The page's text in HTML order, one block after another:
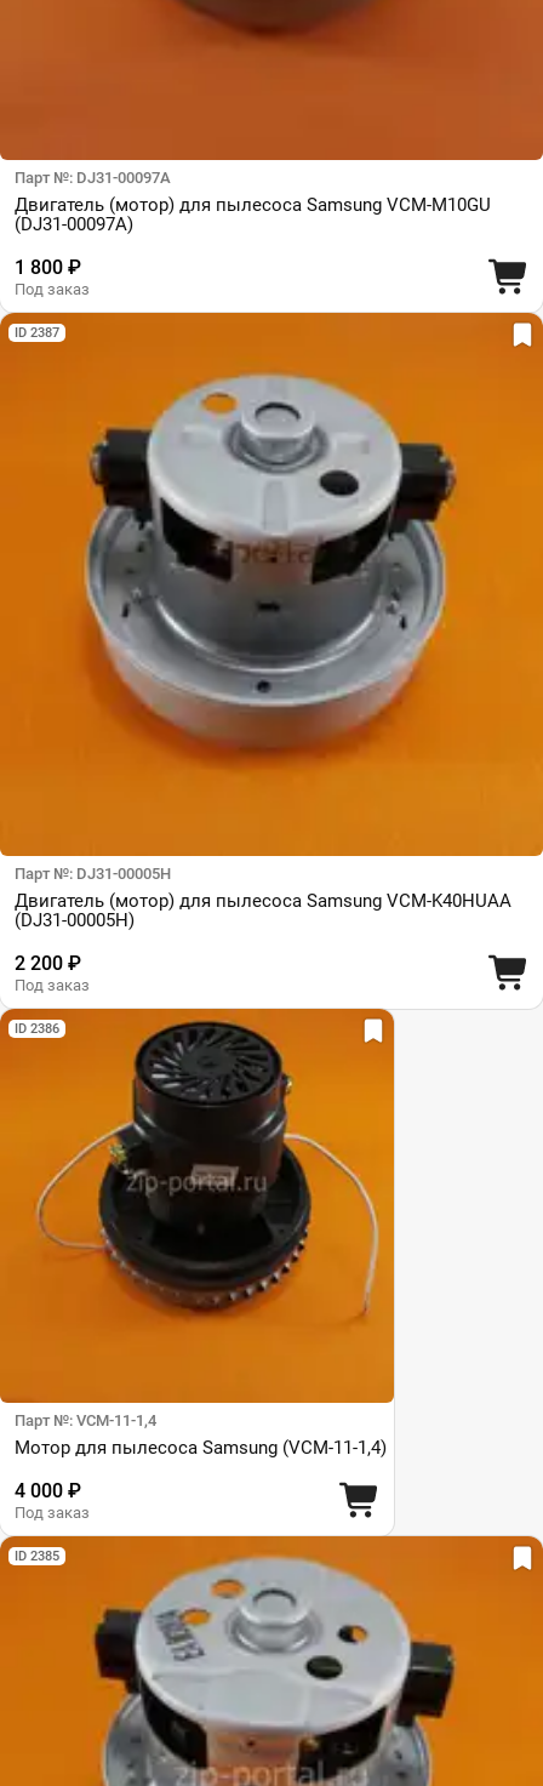
Парт №: DJ31-00097A
Двигатель (мотор) для пылесоса Samsung VCM-M10GU
(DJ31-00097A)
1 800 ₽
Под заказ
ID 2387
Парт №: DJ31-00005H
Двигатель (мотор) для пылесоса Samsung VCM-K40HUAA
(DJ31-00005H)
2 200 ₽
Под заказ
ID 2386
Парт №: VCM-11-1,4
Мотор для пылесоса Samsung (VCM-11-1,4)
4 000 ₽
Под заказ
ID 2385